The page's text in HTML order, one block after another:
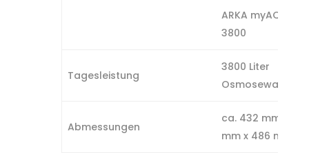
ARKA myAQUA®
3800
Tagesleistung
3800 Liter
Osmosewasser
Abmessungen
ca. 432 mm x 163
mm x 486 mm